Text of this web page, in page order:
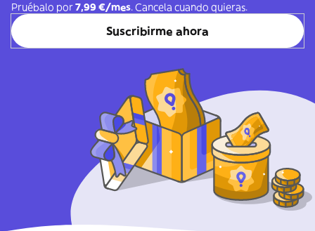
Pruébalo por7,99 €/mes. Cancela cuando quieras.
Suscribirme ahora